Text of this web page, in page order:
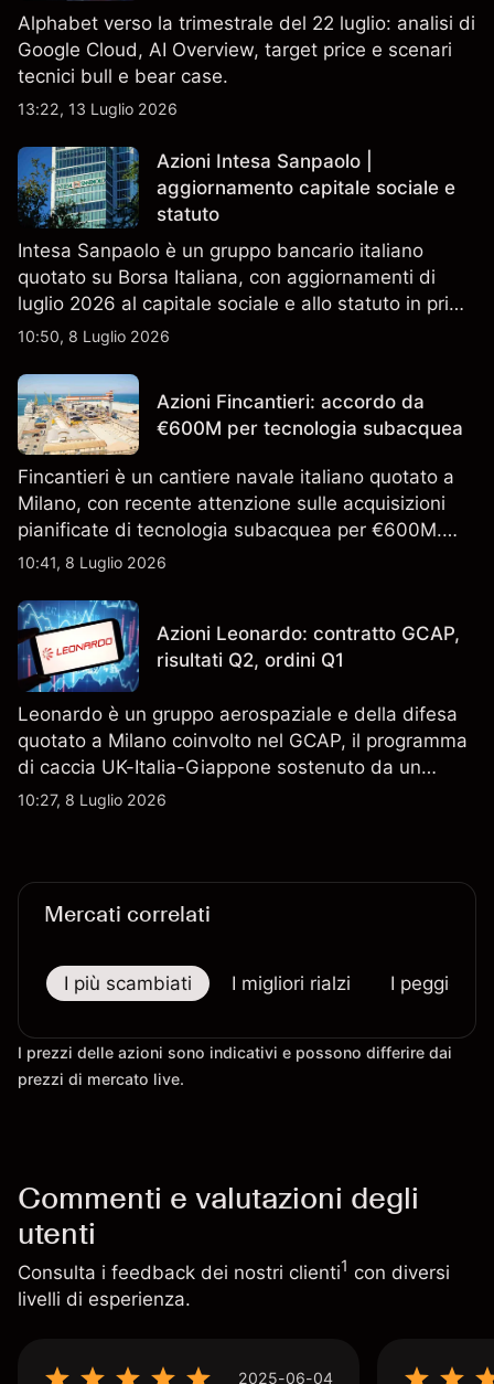
Alphabet verso la trimestrale del 22 luglio: analisi di
Google Cloud, AI Overview, target price e scenari
tecnici bull e bear case.
13:22, 13 Luglio 2026
Azioni Intesa Sanpaolo |
aggiornamento capitale sociale e
statuto
Intesa Sanpaolo è un gruppo bancario italiano
quotato su Borsa Italiana, con aggiornamenti di
luglio 2026 al capitale sociale e allo statuto in primo
piano. Esplora i target price ISP di terze parti e
un indicatore affidabile dei risultati futuri.
10:50, 8 Luglio 2026
Azioni Fincantieri: accordo da
€600M per tecnologia subacquea
Fincantieri è un cantiere navale italiano quotato a
Milano, con recente attenzione sulle acquisizioni
pianificate di tecnologia subacquea per €600M.
Scopri i target di prezzo FCT di terze parti e l'analisi
indicatore affidabile dei risultati futuri.
10:41, 8 Luglio 2026
Azioni Leonardo: contratto GCAP,
risultati Q2, ordini Q1
Leonardo è un gruppo aerospaziale e della difesa
quotato a Milano coinvolto nel GCAP, il programma
di caccia UK-Italia-Giappone sostenuto da un
contratto da 4,6 miliardi di sterline. I risultati
10:27, 8 Luglio 2026
Mercati correlati
I più scambiati I migliori rialzi I peggiori
I prezzi delle azioni sono indicativi e possono differire dai
prezzi di mercato live.
Commenti e valutazioni degli
utenti
Consulta i feedback dei nostri clienti1 con diversi
livelli di esperienza.
2025-06-04